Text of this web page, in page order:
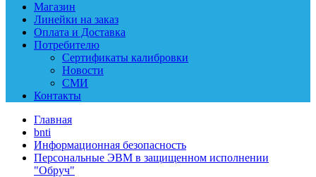
Магазин
Линейки на заказ
Оплата и Доставка
Потребителю
Сертификаты калибровки
Новости
СМИ
Контакты
Главная
bnti
Информационная безопасность
Персональные ЭВМ в защищенном исполнении
"Обруч"